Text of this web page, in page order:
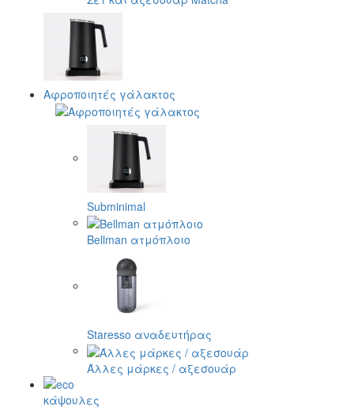
Αφροποιητές γάλακτος
Subminimal
Bellman ατμόπλοιο
Staresso αναδευτήρας
Άλλες μάρκες / αξεσουάρ